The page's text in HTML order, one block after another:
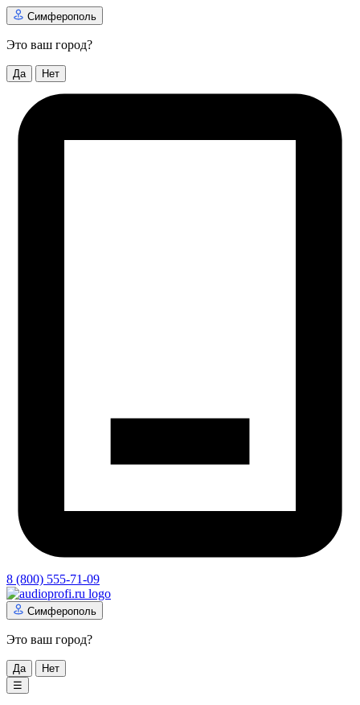
Симферополь
Это ваш город?
Да Нет
8 (800) 555-71-09
Симферополь
Это ваш город?
Да
Нет
☰